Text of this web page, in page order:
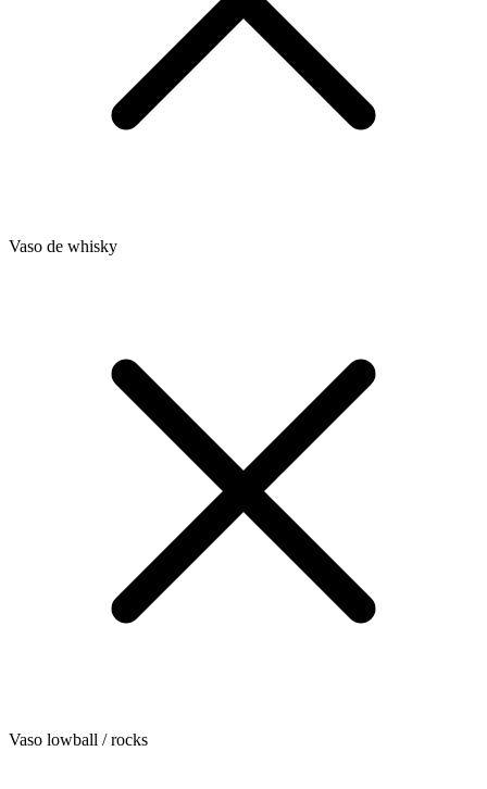
Vaso de whisky
Vaso lowball / rocks